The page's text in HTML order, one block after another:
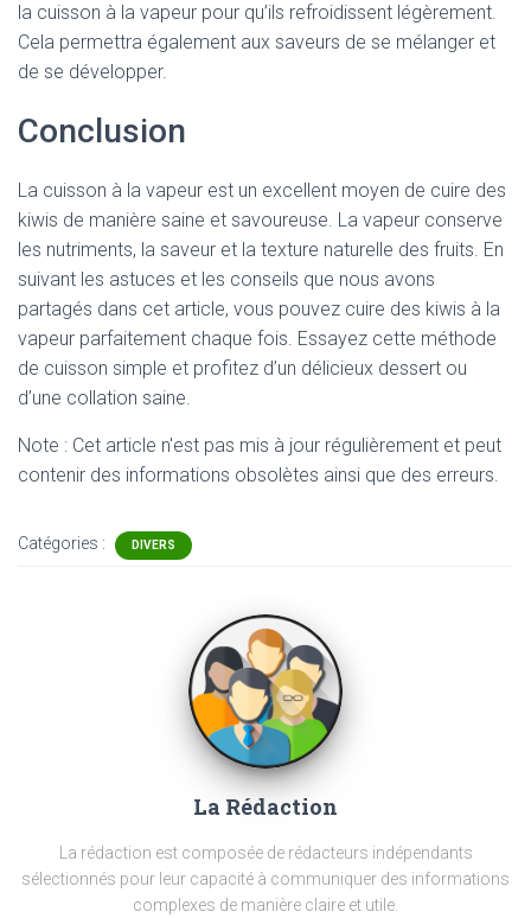
la cuisson à la vapeur pour qu’ils refroidissent légèrement.
Cela permettra également aux saveurs de se mélanger et
de se développer.
Conclusion
La cuisson à la vapeur est un excellent moyen de cuire des
kiwis de manière saine et savoureuse. La vapeur conserve
les nutriments, la saveur et la texture naturelle des fruits. En
suivant les astuces et les conseils que nous avons
partagés dans cet article, vous pouvez cuire des kiwis à la
vapeur parfaitement chaque fois. Essayez cette méthode
de cuisson simple et profitez d’un délicieux dessert ou
d’une collation saine.
Note : Cet article n'est pas mis à jour régulièrement et peut
contenir des informations obsolètes ainsi que des erreurs.
Catégories : DIVERS
La Rédaction
La rédaction est composée de rédacteurs indépendants
sélectionnés pour leur capacité à communiquer des informations
complexes de manière claire et utile.